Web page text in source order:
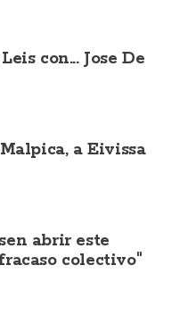
con... Jose De
a Eivissa
abrir este
colectivo"